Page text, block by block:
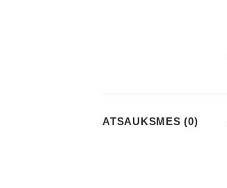
ATSAUKSMES (0)